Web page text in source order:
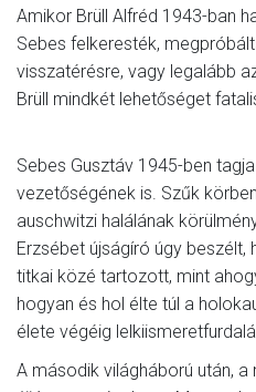
Amikor Brüll Alfréd 1943-ban
Sebes felkeresték,
visszatérésre, vagy legalább
Brüll mindkét lehetőséget
Sebes Gusztáv 1945-ben
vezetőségének is. Szűk
auschwitzi halálának
Erzsébet újságíró úgy
titkai közé tartozott, mint
hogyan és hol élte túl a
élete végéig
A második világháború után, a